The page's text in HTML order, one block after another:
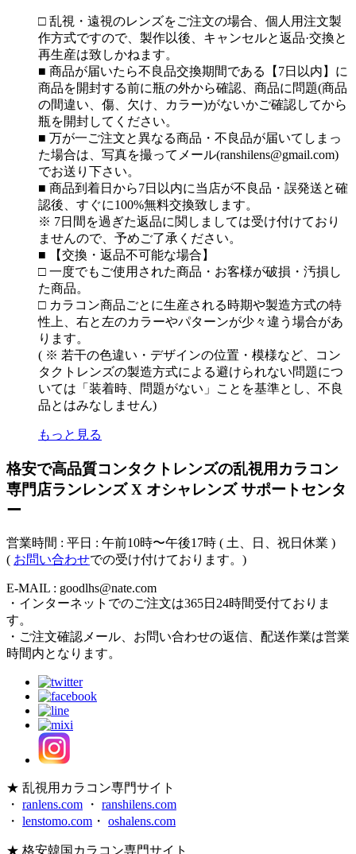
□ 乱視・遠視のレンズをご注文の場合、個人用注文製
作方式ですので、製作以後、キャンセルと返品·交換と
再生産は致しかねます。
■ 商品が届いたら不良品交換期間である【7日以内】に
商品を開封する前に瓶の外から確認、商品に問題(商品
の間違い、傷、欠け、カラー)がないかご確認してから
瓶を開封してください。
■ 万が一ご注文と異なる商品・不良品が届いてしまっ
た場合は、写真を撮ってメール(ranshilens@gmail.com)
でお送り下さい。
■ 商品到着日から7日以内に当店が不良品・誤発送と確
認後、すぐに100%無料交換致します。
※ 7日間を過ぎた返品に関しましては受け付けており
ませんので、予めご了承ください。
■ 【交換・返品不可能な場合】
□ 一度でもご使用された商品・お客様が破損・汚損し
た商品。
□ カラコン商品ごとに生産される時期や製造方式の特
性上、右と左のカラーやパターンが少々違う場合があ
ります。
( ※ 若干の色違い・デザインの位置・模様など、コン
タクトレンズの製造方式による避けられない問題につ
いては「装着時、問題がない」ことを基準とし、不良
品とはみなしません)
もっと見る
格安で高品質コンタクトレンズの乱視用カラコン
専門店ランレンズ X オシャレンズ サポートセンタ
ー
営業時間 : 平日 : 午前10時〜午後17時 ( 土、日、祝日休業 )
( お問い合わせでの受け付けております。)
E-MAIL : goodlhs@nate.com
・インターネットでのご注文は365日24時間受付ておりま
す。
・ご注文確認メール、お問い合わせの返信、配送作業は営業
時間内となります。
★ 乱視用カラコン専門サイト
・ ranlens.com ・ ranshilens.com
・ lenstomo.com ・ oshalens.com
★ 格安韓国カラコン専門サイト